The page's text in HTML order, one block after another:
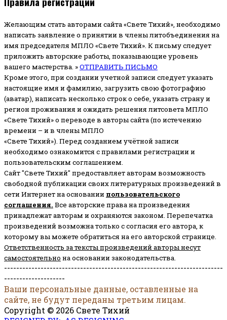
Желающим стать авторами сайта «Свете Тихий», необходимо
написать заявление о принятии в члены литобъединения на
имя председателя МПЛО «Свете Тихий». К письму следует
приложить авторские работы, показывающие уровень
вашего мастерства. »ОТПРАВИТЬ ПИСЬМО
Кроме этого, при создании учетной записи следует указать
настоящие имя и фамилию, загрузить свою фотографию
(аватар), написать несколько строк о себе, указать страну и
регион проживания и ожидать решения литсовета МПЛО
«Свете Тихий» о переводе в авторы сайта (по истечению
времени – и в члены МПЛО
«Свете Тихий»). Перед созданием учётной записи
необходимо ознакомится с правилами регистрации и
пользовательским соглашением.
Сайт "Свете Тихий" предоставляет авторам возможность
свободной публикации своих литературных произведений в
сети Интернет на основании пользовательского
соглашения. Все авторские права на произведения
принадлежат авторам и охраняются законом. Перепечатка
произведений возможна только с согласия его автора, к
которому вы можете обратиться на его авторской странице.
Ответственность за тексты произведений авторы несут
самостоятельно на основании законодательства.
------------------------------------------------------------------------
--------------------
Ваши персональные данные, оставленные на
сайте, не будут переданы третьим лицам.
Copyright © 2026 Свете Тихий